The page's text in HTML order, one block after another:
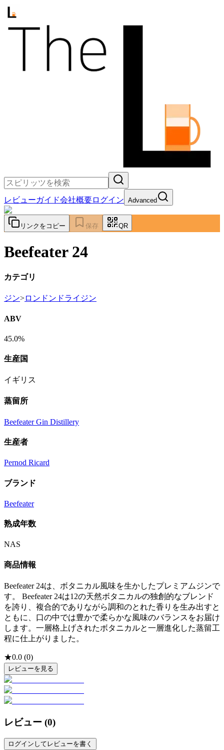
レビューガイド会社概要ログイン Advanced
リンクをコピー 保存 QR
Beefeater 24
カテゴリ
ジン>ロンドンドライジン
ABV
45.0%
生産国
イギリス
蒸留所
Beefeater Gin Distillery
生産者
Pernod Ricard
ブランド
Beefeater
熟成年数
NAS
商品情報
Beefeater 24は、ボタニカル風味を生かしたプレミアムジンで
す。 Beefeater 24は12の天然ボタニカルの独創的なブレンド
を誇り、複合的でありながら調和のとれた香りを生み出すと
ともに、口の中では豊かで柔らかな風味のバランスをお届け
します。一層格上げされたボタニカルと一層進化した蒸留工
程に仕上がりました。
★0.0 (0)
レビューを見る
レビュー (0)
ログインしてレビューを書く